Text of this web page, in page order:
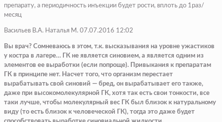
препарату, а периодичность инъекции будет рости, вплоть до 1раз/
месяц
Васильев В.А. Наталья М. 07.07.2016 12:02
Вы врач? Сомневаюсь в этом, т.к. высказывания на уровне ужастиков
у костра в лагере… ГК не является синовием, а является одним из
элементов ее выработки (если попроще). Привыкания к препаратам
ГК в принципе нет. Насчет того, что организм перестает
вырабатывать свой синовий — бред, он вырабатывает его также,
даже при высокомолекулярной ГК, хотя так есть свои тонкости, все
таки лучше, чтобы молекулярный вес ГК был близок к натуральному
виду (то есть близок к человеческой ГК), тогда это даже будет